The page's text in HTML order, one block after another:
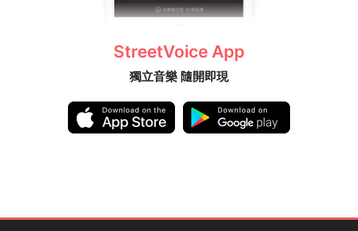
StreetVoice App
獨立音樂 隨開即現